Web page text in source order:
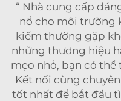
“ Nhà cung cấp
nổ cho môi trường
kiếm thường gặp
những thương hiệu
mẹo nhỏ, bạn có
Kết nối cùng
tốt nhất để bắt đầu